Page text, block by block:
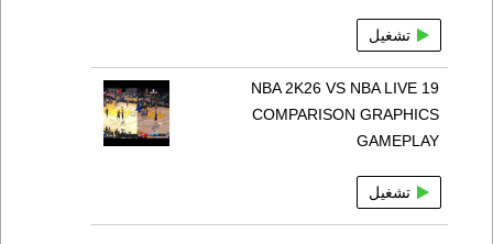
تشغيل
NBA 2K26 VS NBA LIVE 19
COMPARISON GRAPHICS
GAMEPLAY
تشغيل